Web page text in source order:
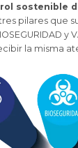
sostenible
pilares que
y
la misma